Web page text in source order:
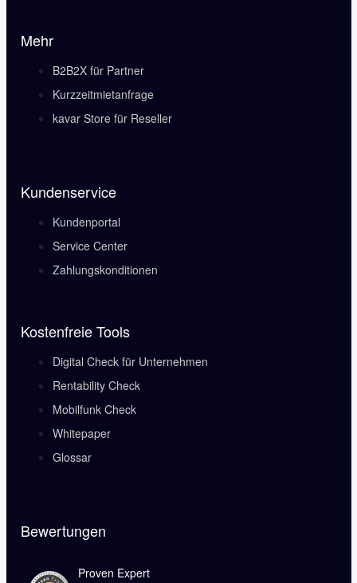
Mehr
B2B2X für Partner
Kurzzeitmietanfrage
kavar Store für Reseller
Kundenservice
Kundenportal
Service Center
Zahlungskonditionen
Kostenfreie Tools
Digital Check für Unternehmen
Rentability Check
Mobilfunk Check
Whitepaper
Glossar
Bewertungen
Proven Expert